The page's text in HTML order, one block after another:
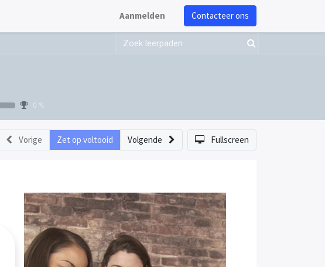
Aanmelden Contacteer ons
0 %
Vorige Zet op voltooid Volgende Fullscreen